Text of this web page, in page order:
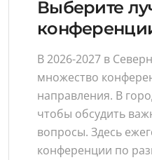
Выберите
В 2026-2027 в
множество
направления. В
чтобы обсудить
вопросы. Здесь
конференции по